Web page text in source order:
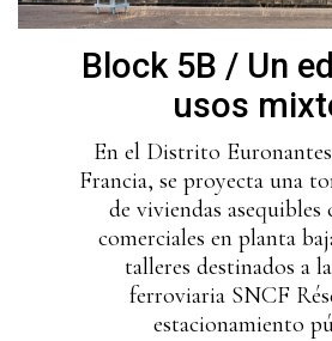
Block 5B / Un
usos
En el Distrito
Francia, se proyecta una
de viviendas asequibles
comerciales en planta
talleres destinados a
ferroviaria SNCF
estacionamiento